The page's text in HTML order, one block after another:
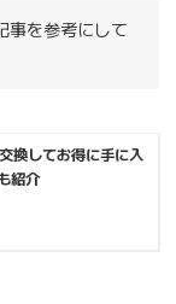
事を参考にして
換してお得に手に入
紹介